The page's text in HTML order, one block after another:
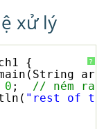
xử lý
?
{
0 ; // ném ra
"rest of